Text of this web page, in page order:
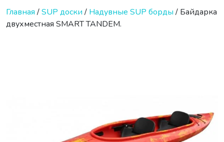
Главная/SUP доски/ Надувные SUP борды/ Байдарка
двухместная SMART TANDEM.